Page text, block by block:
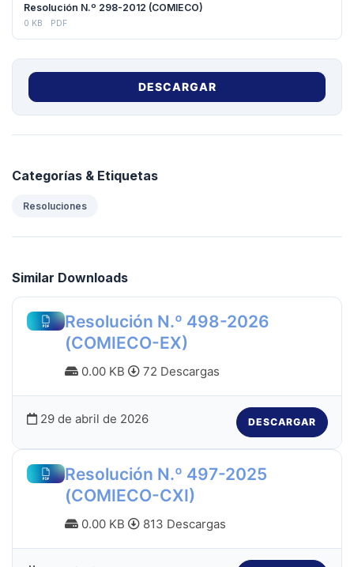
Resolución N.º 298-2012 (COMIECO)
0 KB PDF
DESCARGAR
Categorías & Etiquetas
Resoluciones
Similar Downloads
Resolución N.º 498-2026
(COMIECO-EX)
0.00 KB 72 Descargas
29 de abril de 2026 DESCARGAR
Resolución N.º 497-2025
(COMIECO-CXI)
0.00 KB 813 Descargas